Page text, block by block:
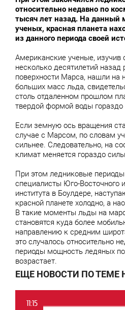
относительно недавно по
тысяч лет назад. На данный
ученых, красная планета
из данного периода своей
Американские ученые,
несколько десятилетий
поверхности Марса, нашли на
больших масс льда,
столь отдаленном прошлом
твердой формой воды гораздо
Если земную ось вращения
случае с Марсом, по словам
сильнее. Следовательно, на
климат меняется гораздо
При этом ледниковые
специалисты Юго-Восточного
института в Боулдере,
красной планете холодно, а
В такие моменты льды на
становятся куда более
направлению к средним
это случалось относительно
периоды мощность ледяных
возрастает.
ЕЩЕ НОВОСТИ ПО ТЕМЕ
11:15